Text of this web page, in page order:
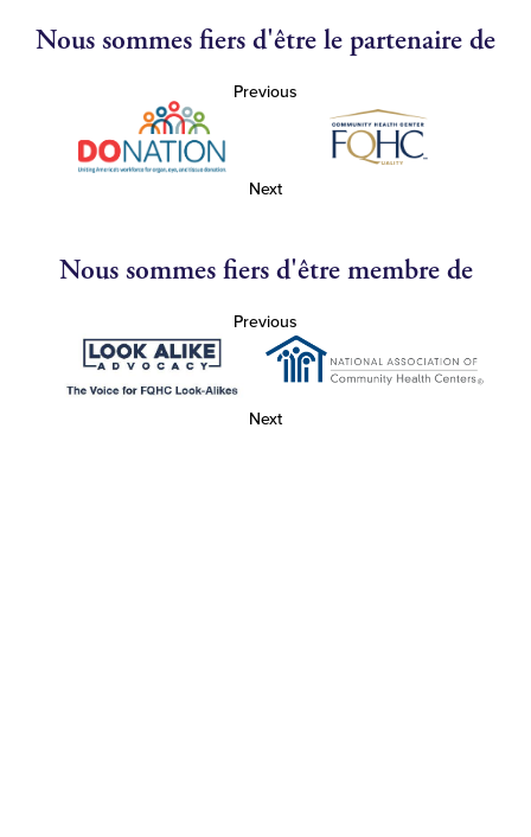
Nous sommes fiers d'être le partenaire de
Previous
Next
Nous sommes fiers d'être membre de
Previous
Next